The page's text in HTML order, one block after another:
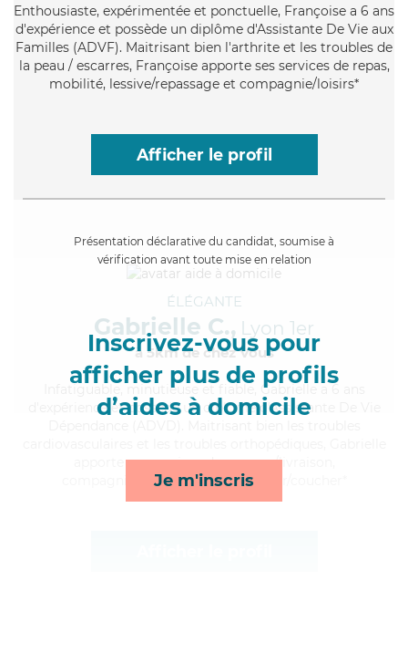
Enthousiaste, expérimentée et ponctuelle, Françoise a 6 ans
d'expérience et possède un diplôme d'Assistante De Vie aux
Familles (ADVF). Maitrisant bien l'arthrite et les troubles de
la peau / escarres, Françoise apporte ses services de repas,
mobilité, lessive/repassage et compagnie/loisirs*
Afficher le profil
Présentation déclarative du candidat, soumise à
vérification avant toute mise en relation
Inscrivez-vous pour
afficher plus de profils
d’aides à domicile
Je m'inscris
ÉLÉGANTE
Gabrielle C., Lyon 1er
à 5km de chez Vous
, minutieuse et fiable, Gabrielle a 6 ans
d'expérience et possède un diplôme d'Assistante De Vie
apporte ses services de courses/livraison,
compagnie/loisirs, activités et lever/coucher*